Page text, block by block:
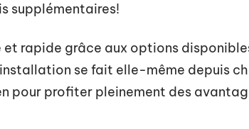
supplémentaires!
rapide grâce aux options
se fait elle-même depuis
pour profiter pleinement des